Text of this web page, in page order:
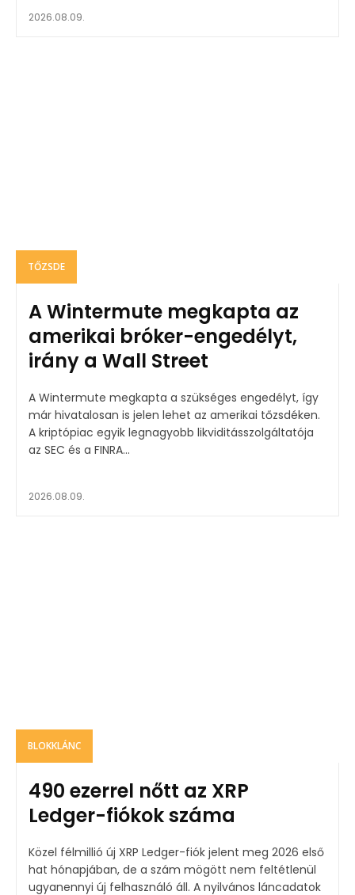
2026.08.09.
TŐZSDE
A Wintermute megkapta az
amerikai bróker-engedélyt,
irány a Wall Street
A Wintermute megkapta a szükséges engedélyt, így
már hivatalosan is jelen lehet az amerikai tőzsdéken.
A kriptópiac egyik legnagyobb likviditásszolgáltatója
az SEC és a FINRA...
2026.08.09.
BLOKKLÁNC
490 ezerrel nőtt az XRP
Ledger-fiókok száma
Közel félmillió új XRP Ledger-fiók jelent meg 2026 első
hat hónapjában, de a szám mögött nem feltétlenül
ugyanennyi új felhasználó áll. A nyilvános láncadatok